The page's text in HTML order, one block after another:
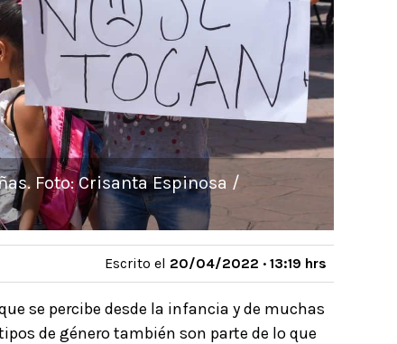
Foto: Crisanta Espinosa /
Escrito el 20/04/2022 · 13:19 hrs
se percibe desde la infancia y de muchas
de género también son parte de lo que